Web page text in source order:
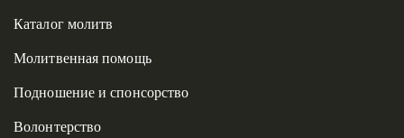
Каталог молитв
Молитвенная помощь
Подношение и спонсорство
Волонтерство